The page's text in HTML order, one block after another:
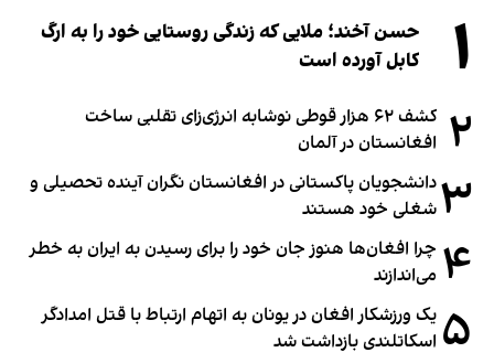
۱
حسن آخند؛ ملایی که زندگی روستایی خود را به ارگ
کابل آورده است
۲
کشف ۶۲ هزار قوطی نوشابه انرژی‌زای تقلبی ساخت
افغانستان در آلمان
۳دانشجویان پاکستانی در افغانستان نگران آینده تحصیلی و
شغلی خود هستند
۴ چرا افغان‌ها هنوز جان خود را برای رسیدن به ایران به خطر
می‌اندازند
۵ یک ورزشکار افغان در یونان به اتهام ارتباط با قتل امدادگر
اسکاتلندی بازداشت شد